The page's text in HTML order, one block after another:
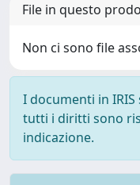
File in questo
Non ci sono file
I documenti in
tutti i diritti sono
indicazione.